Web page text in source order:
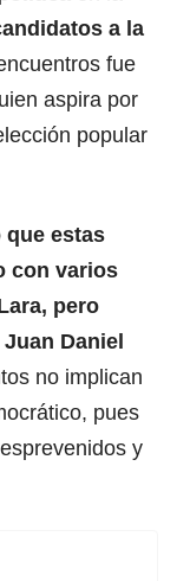
a la
fue
aspira por
popular
que estas
con varios
pero
Daniel
no implican
pues
y